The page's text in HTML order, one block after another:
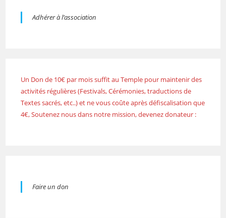
Adhérer à l’association
Un Don de 10€ par mois suffit au Temple pour maintenir des
activités régulières (Festivals, Cérémonies, traductions de
Textes sacrés, etc..) et ne vous coûte après défiscalisation que
4€, Soutenez nous dans notre mission, devenez donateur :
Faire un don